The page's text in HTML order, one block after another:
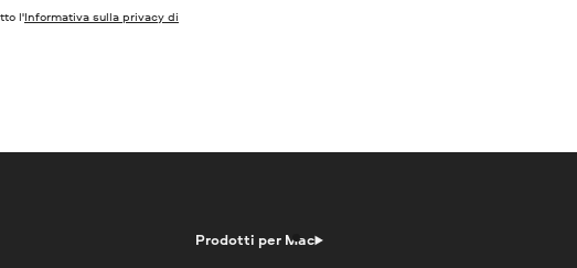
l'Informativa sulla privacy di
Prodotti per Mac